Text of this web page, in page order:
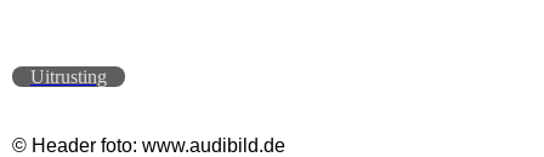
Uitrusting
© Header foto: www.audibild.de